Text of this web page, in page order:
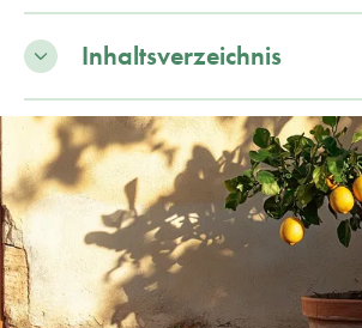
Inhaltsverzeichnis